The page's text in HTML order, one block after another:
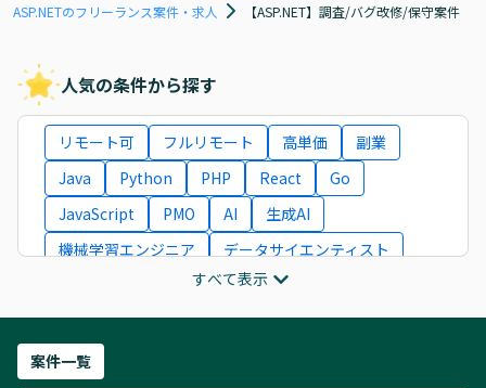
ASP.NETのフリーランス案件・求人
【ASP.NET】調査/バグ改修/保守案件
人気の条件から探す
リモート可 フルリモート 高単価
副業
Java
Python PHP React
Go
JavaScript
PMO AI
生成AI
機械学習エンジニア
データサイエンティスト
ITコンサルタント
フロントエンドエンジニア
ネットワークエンジニア
すべて表示
案件一覧